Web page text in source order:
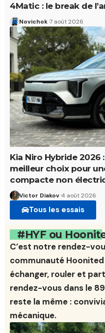
4Matic : le break de
Novichok 7 août 2026
Kia Niro Hybride
meilleur choix pour
compacte non
Victor Diakov 4 août 2026
Tous les essais
#HYF ou
C’est notre rendez-
communauté
échanger, rouler et
rendez-vous dans le
reste la même :
mécanique.